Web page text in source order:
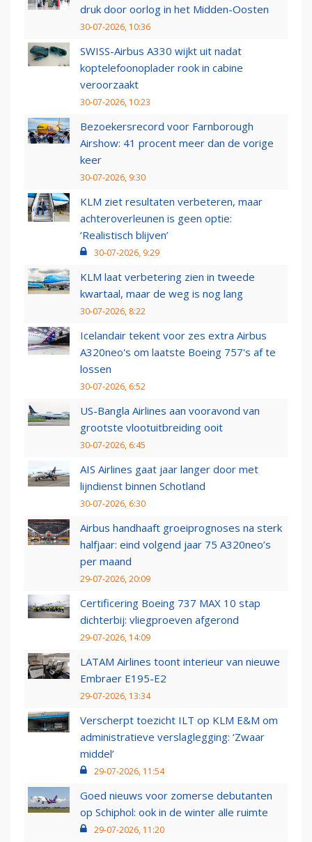
druk door oorlog in het Midden-Oosten
30-07-2026, 10:36
SWISS-Airbus A330 wijkt uit nadat
koptelefoonoplader rook in cabine
veroorzaakt
30-07-2026, 10:23
Bezoekersrecord voor Farnborough
Airshow: 41 procent meer dan de vorige
keer
30-07-2026, 9:30
KLM ziet resultaten verbeteren, maar
achteroverleunen is geen optie:
‘Realistisch blijven’
30-07-2026, 9:29
KLM laat verbetering zien in tweede
kwartaal, maar de weg is nog lang
30-07-2026, 8:22
Icelandair tekent voor zes extra Airbus
A320neo's om laatste Boeing 757's af te
lossen
30-07-2026, 6:52
US-Bangla Airlines aan vooravond van
grootste vlootuitbreiding ooit
30-07-2026, 6:45
AIS Airlines gaat jaar langer door met
lijndienst binnen Schotland
30-07-2026, 6:30
Airbus handhaaft groeiprognoses na sterk
halfjaar: eind volgend jaar 75 A320neo’s
per maand
29-07-2026, 20:09
Certificering Boeing 737 MAX 10 stap
dichterbij: vliegproeven afgerond
29-07-2026, 14:09
LATAM Airlines toont interieur van nieuwe
Embraer E195-E2
29-07-2026, 13:34
Verscherpt toezicht ILT op KLM E&M om
administratieve verslaglegging: ‘Zwaar
middel’
29-07-2026, 11:54
Goed nieuws voor zomerse debutanten
op Schiphol: ook in de winter alle ruimte
29-07-2026, 11:20